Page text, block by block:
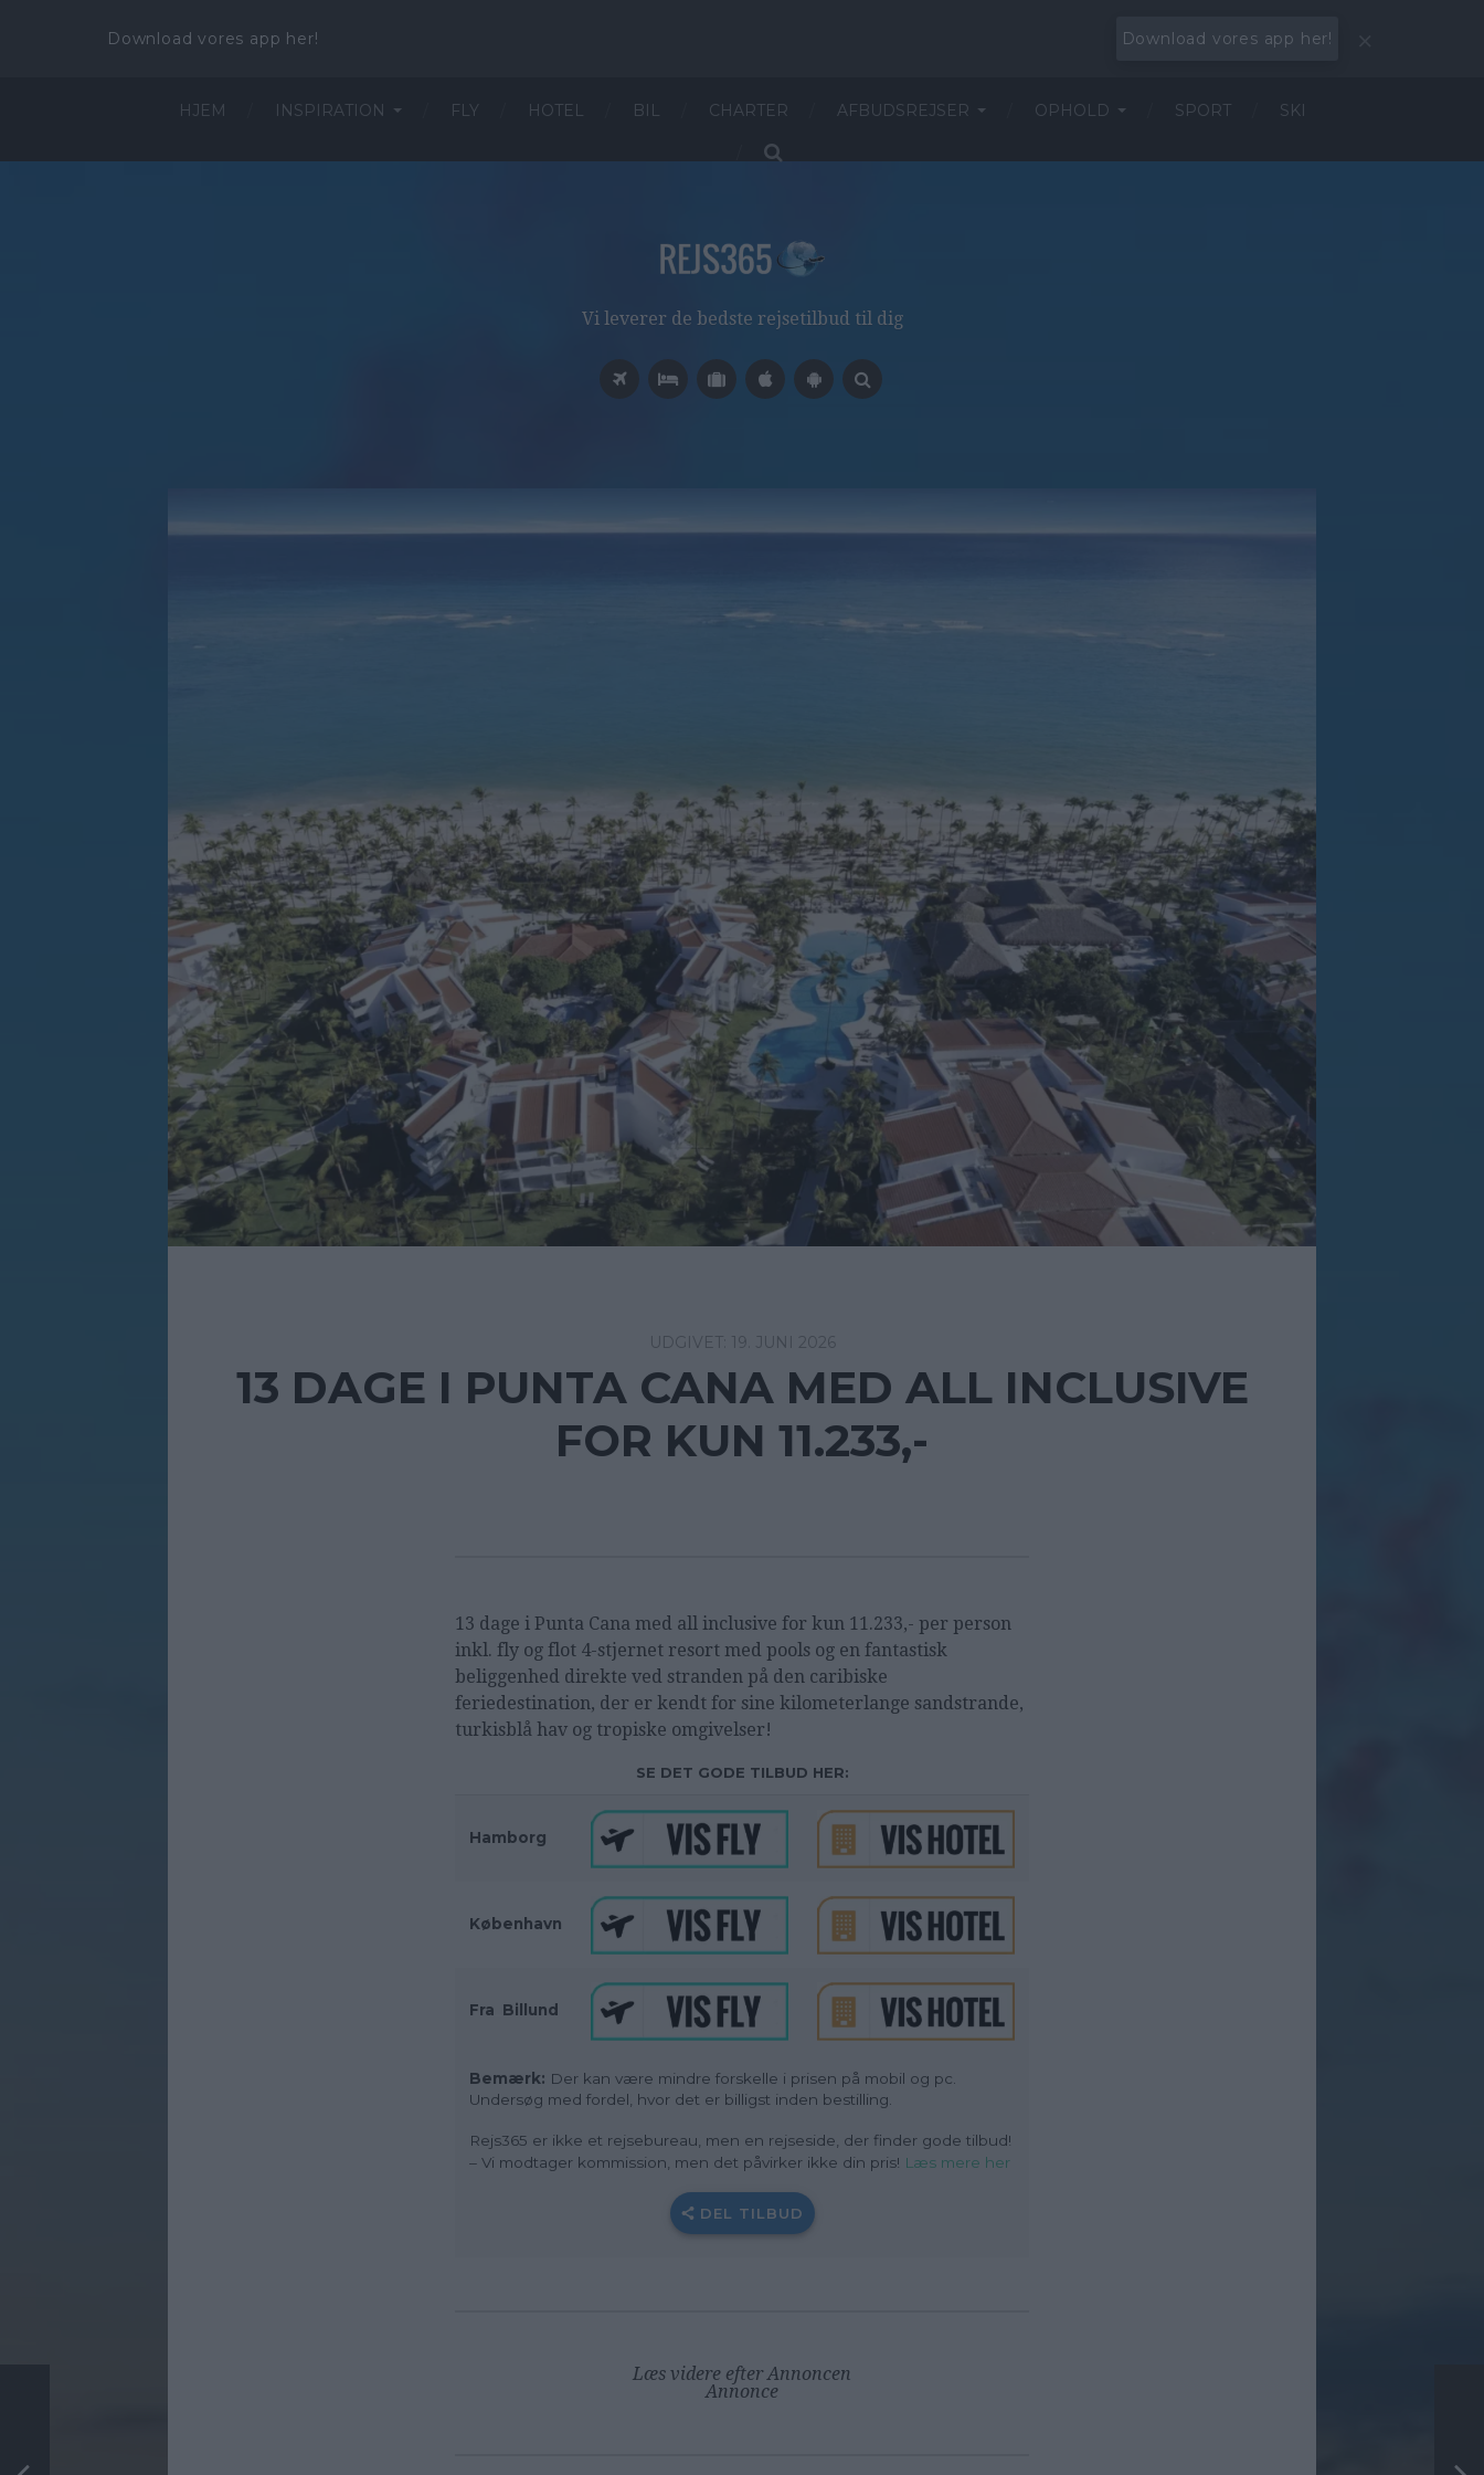
Download vores app her! Download vores app her!
HJEM INSPIRATION FLY HOTEL BIL CHARTER AFBUDSREJSER OPHOLD SPORT SKI
Vi leverer de bedste rejsetilbud til dig
19. JUNI 2026
13 DAGE I PUNTA CANA MED ALL INCLUSIVE
FOR KUN 11.233,-
13 dage i Punta Cana med all inclusive for kun 11.233,- per person
inkl. fly og flot 4-stjernet resort med pools og en fantastisk
beliggenhed direkte ved stranden på den caribiske
feriedestination, der er kendt for sine kilometerlange sandstrande,
turkisblå hav og tropiske omgivelser!
SE DET GODE TILBUD HER:
Hamborg
København
Fra Billund
Bemærk: Der kan være mindre forskelle i prisen på mobil og pc.
Undersøg med fordel, hvor det er billigst inden bestilling.
Rejs365 er ikke et rejsebureau, men en rejseside, der finder gode tilbud!
– Vi modtager kommission, men det påvirker ikke din pris! Læs mere her
DEL TILBUD
Læs videre efter Annoncen
Annonce